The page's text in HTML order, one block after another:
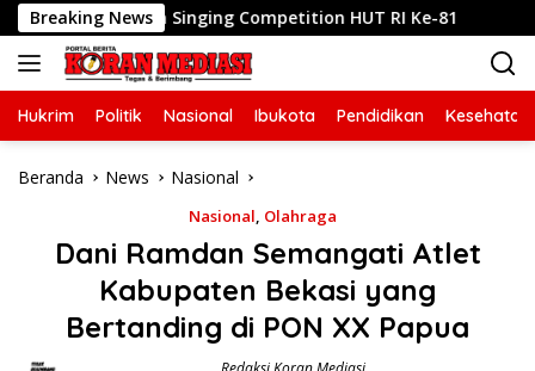
Langsung
ke
konten
Breaking News
Ikon Singing Competition HUT RI Ke-81 Jaring
Hukrim Politik Nasional Ibukota Pendidikan Kesehatan
Beranda News Nasional
Nasional, Olahraga
Dani Ramdan Semangati Atlet
Kabupaten Bekasi yang
Bertanding di PON XX Papua